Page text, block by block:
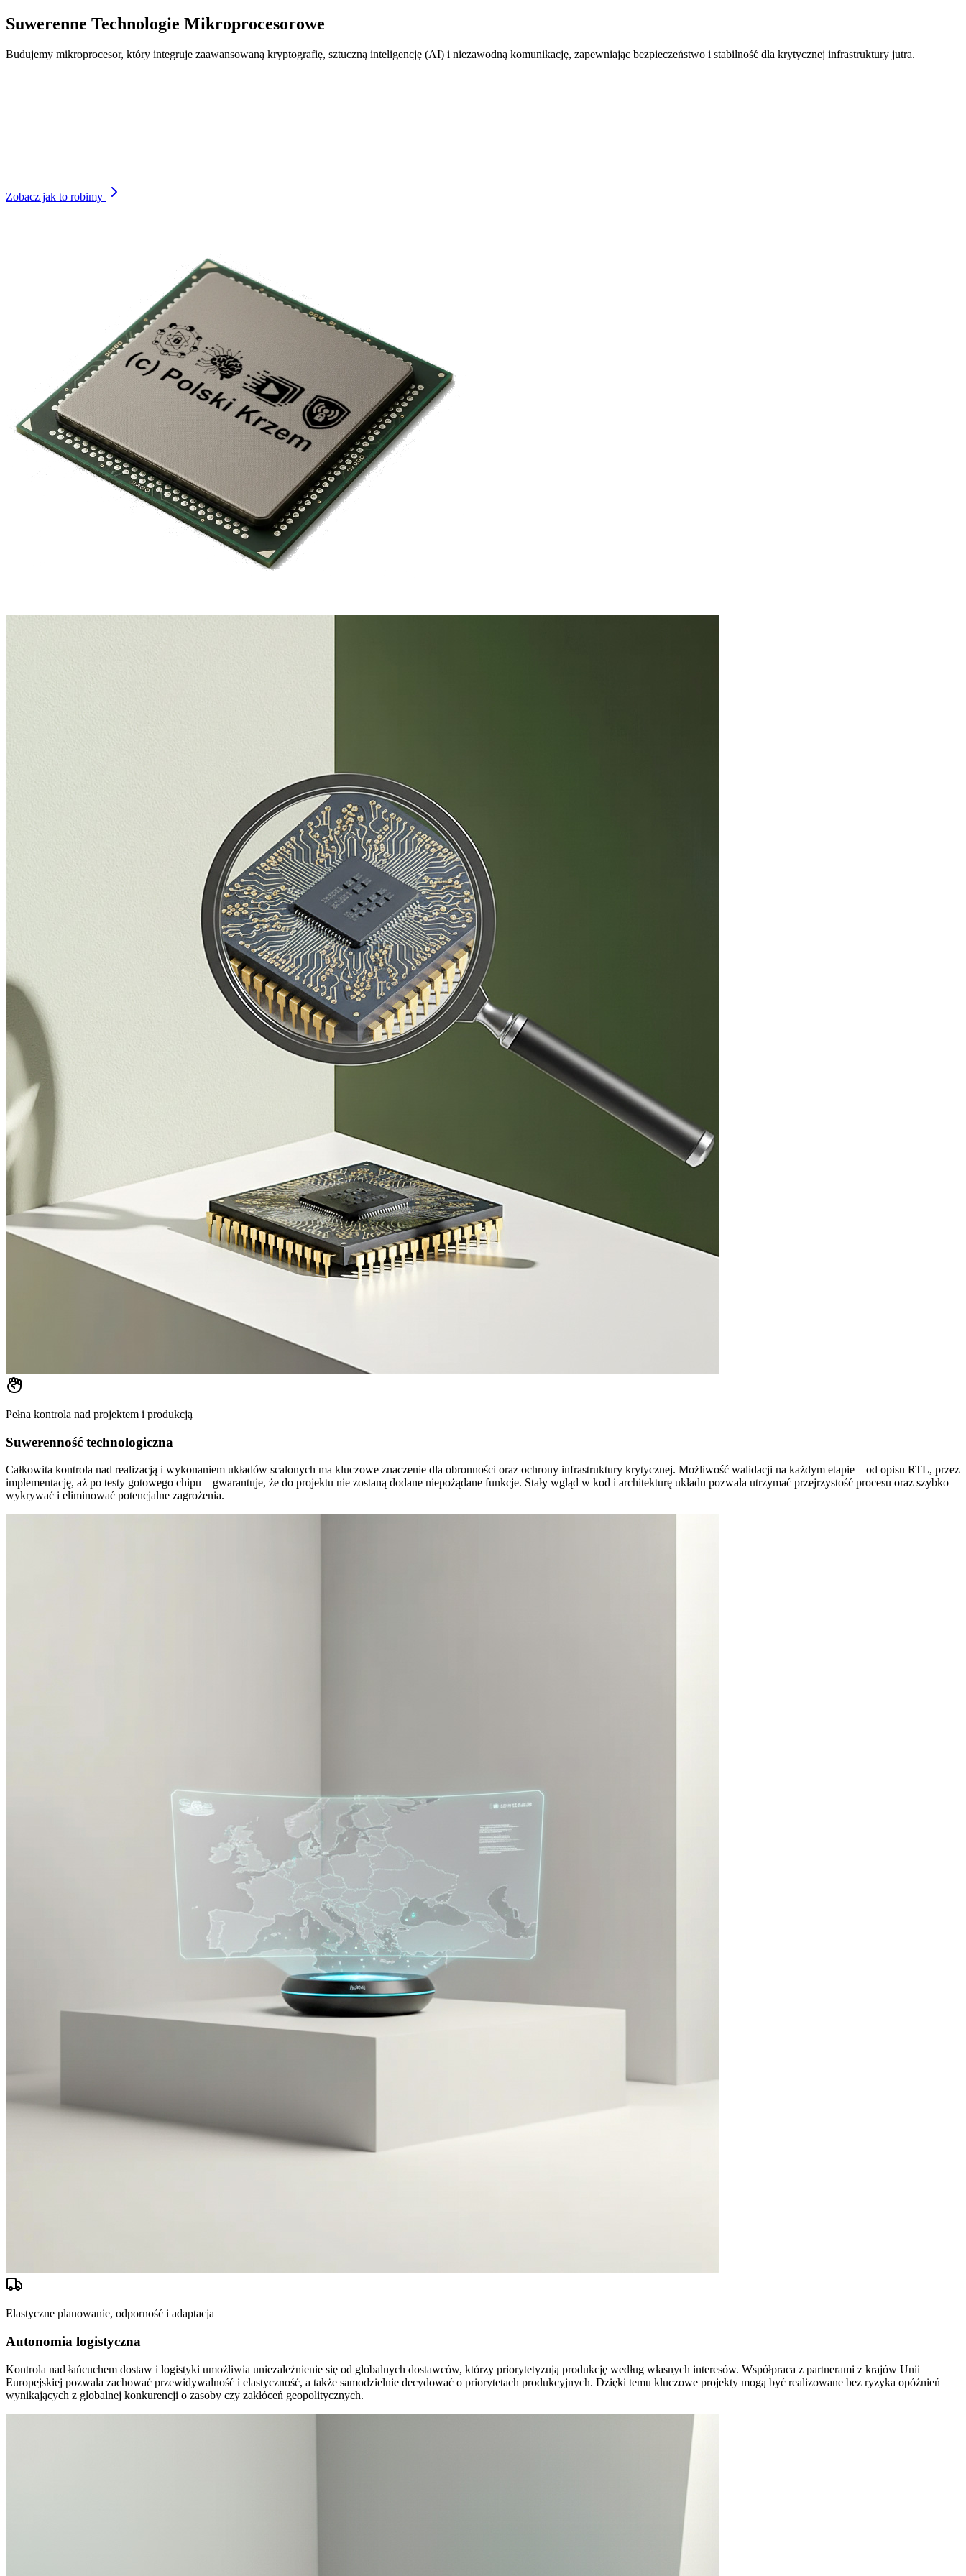
Suwerenne Technologie Mikroprocesorowe
Budujemy mikroprocesor, który integruje zaawansowaną kryptografię, sztuczną inteligencję (AI) i niezawodną komunikację, zapewniając bezpieczeństwo i stabilność dla krytycznej infrastruktury jutra.
Zobacz jak to robimy
Pełna kontrola nad projektem i produkcją
Suwerenność technologiczna
Całkowita kontrola nad realizacją i wykonaniem układów scalonych ma kluczowe znaczenie dla obronności oraz ochrony infrastruktury krytycznej. Możliwość walidacji na każdym etapie – od opisu RTL, przez
implementację, aż po testy gotowego chipu – gwarantuje, że do projektu nie zostaną dodane niepożądane funkcje. Stały wgląd w kod i architekturę układu pozwala utrzymać przejrzystość procesu oraz szybko
wykrywać i eliminować potencjalne zagrożenia.
Elastyczne planowanie, odporność i adaptacja
Autonomia logistyczna
Kontrola nad łańcuchem dostaw i logistyki umożliwia uniezależnienie się od globalnych dostawców, którzy priorytetyzują produkcję według własnych interesów. Współpraca z partnerami z krajów Unii
Europejskiej pozwala zachować przewidywalność i elastyczność, a także samodzielnie decydować o priorytetach produkcyjnych. Dzięki temu kluczowe projekty mogą być realizowane bez ryzyka opóźnień
wynikających z globalnej konkurencji o zasoby czy zakłóceń geopolitycznych.